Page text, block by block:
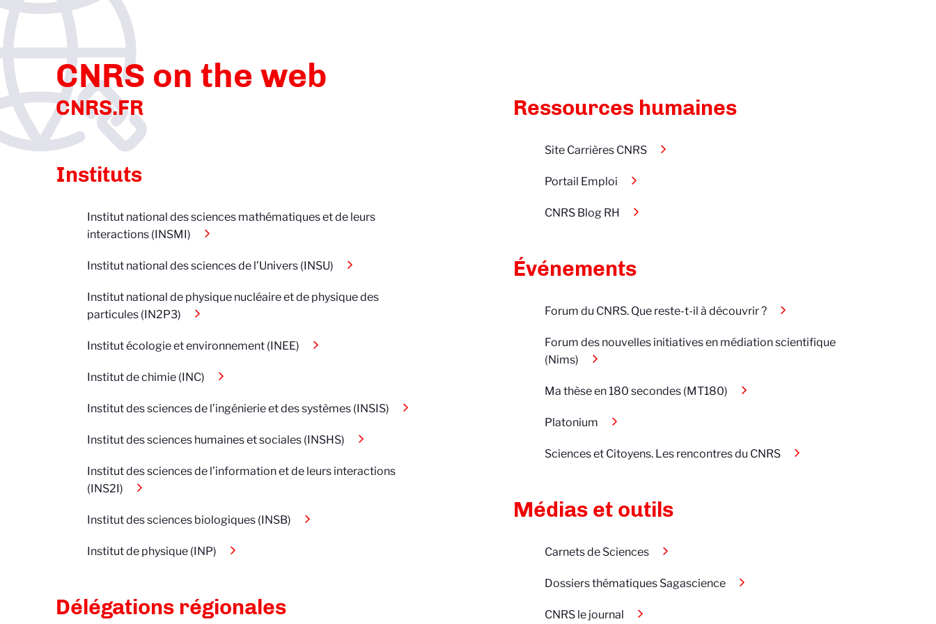
Skip
to
content
CNRS on the web
CNRS.FR
Instituts
Institut national des sciences mathématiques et de leurs
interactions (INSMI)
Institut national des sciences de l’Univers (INSU)
Institut national de physique nucléaire et de physique des
particules (IN2P3)
Institut écologie et environnement (INEE)
Institut de chimie (INC)
Institut des sciences de l’ingénierie et des systèmes (INSIS)
Institut des sciences humaines et sociales (INSHS)
Institut des sciences de l’information et de leurs interactions
(INS2I)
Institut des sciences biologiques (INSB)
Institut de physique (INP)
Délégations régionales
Ressources humaines
Site Carrières CNRS
Portail Emploi
CNRS Blog RH
Événements
Forum du CNRS. Que reste-t-il à découvrir ?
Forum des nouvelles initiatives en médiation scientifique
(Nims)
Ma thèse en 180 secondes (MT180)
Platonium
Sciences et Citoyens. Les rencontres du CNRS
Médias et outils
Carnets de Sciences
Dossiers thématiques Sagascience
CNRS le journal